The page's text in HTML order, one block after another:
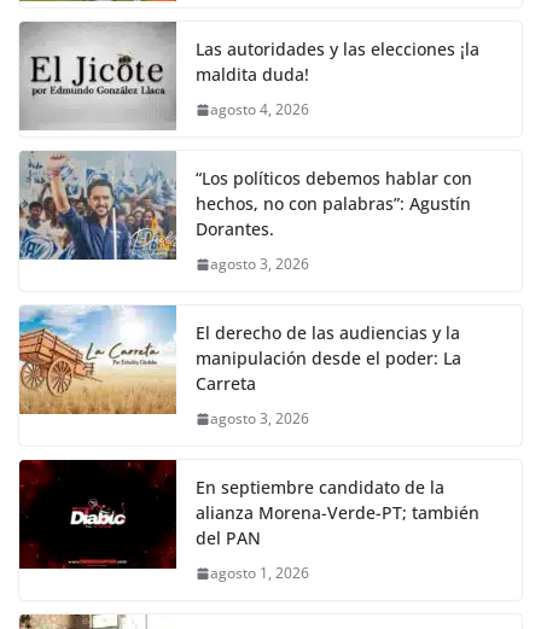
Las autoridades y las elecciones ¡la
maldita duda!
agosto 4, 2026
“Los políticos debemos hablar con
hechos, no con palabras”: Agustín
Dorantes.
agosto 3, 2026
El derecho de las audiencias y la
manipulación desde el poder: La
Carreta
agosto 3, 2026
En septiembre candidato de la
alianza Morena-Verde-PT; también
del PAN
agosto 1, 2026